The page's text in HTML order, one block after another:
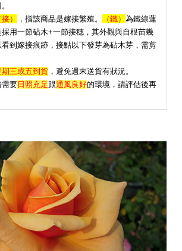
接） ，指該商品是嫁接繁殖。 （鐵） 為鐵線蓮
一節砧木+一節接穗，其外觀與自根苗幾
到嫁接痕跡，接點以下發芽為砧木芽，需剪
期三或五到貨 ，避免週末送貨有狀況。
要日照充足 跟通風良好的環境，請評估後再